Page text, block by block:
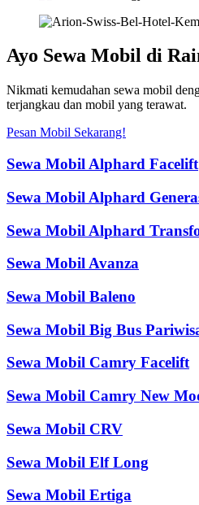
Ayo Sewa Mobil di
Nikmati kemudahan sewa mobil
terjangkau dan mobil yang terawat.
Pesan Mobil Sekarang!
Sewa Mobil Alphard Facelift
Sewa Mobil Alphard
Sewa Mobil Alphard
Sewa Mobil Avanza
Sewa Mobil Baleno
Sewa Mobil Big Bus
Sewa Mobil Camry Facelift
Sewa Mobil Camry New
Sewa Mobil CRV
Sewa Mobil Elf Long
Sewa Mobil Ertiga